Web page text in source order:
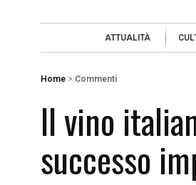
ATTUALITÀ
Home > Commenti
Il vino
successo